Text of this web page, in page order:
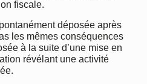
fiscale.
déposée après
les mêmes conséquences
à la suite d’une mise en
révélant une activité